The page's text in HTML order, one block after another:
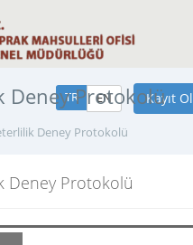
TR EN Kayıt Ol
Deney Protokolü
Deney Protokolü
Deney Protokolü